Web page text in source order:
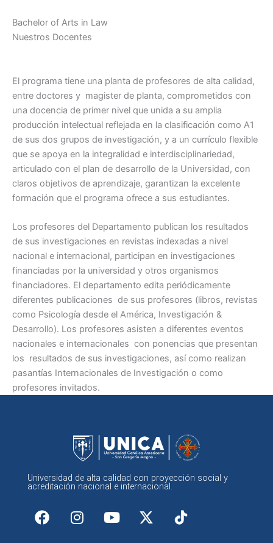
Bachelor of Arts in Law
Nuestros Docentes
El programa tiene una planta de profesores de alta calidad,
entre doctores y magister de planta, comprometidos con
una docencia de primer nivel que unida a su amplia
producción intelectual reflejada en la clasificación como A1
de sus dos grupos de investigación, y a un currículo flexible
que se apoya en la integralidad e interdisciplinariedad,
articulado con el plan de desarrollo de la Universidad, con
claros objetivos de aprendizaje, garantizan la excelente
formación que el programa ofrece a sus estudiantes.
Los profesores del Departamento publican los resultados
de sus investigaciones en revistas indexadas a nivel
nacional e internacional, participan en investigaciones
financiadas por la universidad y otros organismos
financiadores. El departamento edita periódicamente
diferentes publicaciones de sus profesores (libros, revistas
como Psicología desde el América, Investigación &
Desarrollo). Los profesores asisten a diferentes eventos
nacionales e internacionales con ponencias que presentan
los resultados de sus investigaciones, así como realizan
pasantías Internacionales de Investigación o como
profesores invitados.
Universidad de alta calidad con proyección social y
acreditación nacional e internacional.
F
a
I
n
Y
o
X
-